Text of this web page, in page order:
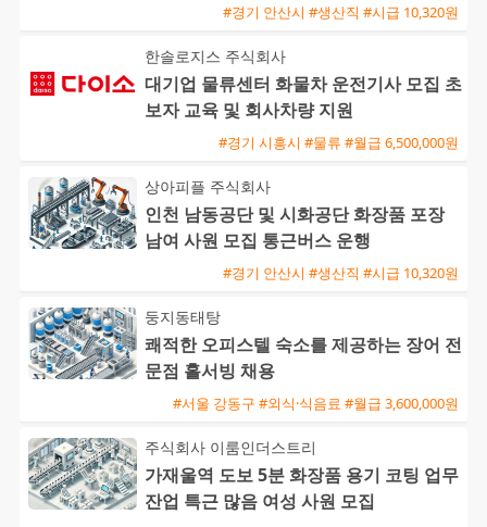
#경기 안산시 #생산직 #시급 10,320원
한솔로지스 주식회사
대기업 물류센터 화물차 운전기사 모집 초
보자 교육 및 회사차량 지원
#경기 시흥시 #물류 #월급 6,500,000원
상아피플 주식회사
인천 남동공단 및 시화공단 화장품 포장
남여 사원 모집 통근버스 운행
#경기 안산시 #생산직 #시급 10,320원
둥지동태탕
쾌적한 오피스텔 숙소를 제공하는 장어 전
문점 홀서빙 채용
#서울 강동구 #외식·식음료 #월급 3,600,000원
주식회사 이룸인더스트리
가재울역 도보 5분 화장품 용기 코팅 업무
잔업 특근 많음 여성 사원 모집